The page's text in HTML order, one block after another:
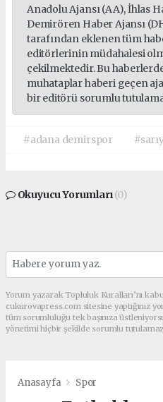
Anadolu Ajansı (AA), İhlas
Demirören Haber Ajansı
tarafından eklenen tüm
editörlerinin müdahalesi
çekilmektedir. Bu
muhataplar haberi geçen
bir editörü sorumlu
#adana demirspor
Okuyucu Yorumları(0)
Yorum yazarak Topluluk Kuralları’nı
cukurovapress.com sitesine yaptığınız
tüm sorumluluğu tek başınıza
yönetimi hiçbir şekilde sorumlu
Anasayfa Spor